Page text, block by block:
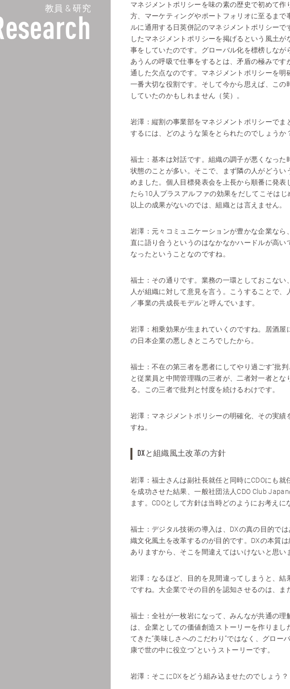
教員 & 研究
マネジメントポリシーを味の素の歴史で初めて
方、マーケティングやポートフォリオに至るま
ルに通用する日英併記のマネジメントポリシー
したマネジメントポリシーを掲げるという風土
事をしていたのです。グローバル化を標榜しな
あうんの呼吸で仕事をするとは、矛盾の極みで
通した欠点なのです。マネジメントポリシーを
一番大切な役割です。そして今から思えば、こ
していたのかもしれません（笑）。
岩澤：縦割の事業部をマネジメントポリシーで
するには、どのような策をとられたのでしょうか
福士：基本は対話です。組織の調子が悪くなっ
状態のことが多い。そこで、まず隣の人がどう
めました。個人目標発表会を上長から順番に発
たら10人プラスアルファの効果をだしてこそは
以上の成果がないのでは、組織とは言えません。
岩澤： 元々コミュニケーションが豊かな企業な
直に語り合うというのはなかなかハードルが高い
なったということなのですね。
福士： その通りです。業務の一環としておこな
人が組織に対して意見を言う。こうすることで、
／事業の共成長モデル’と呼んでいます。
岩澤：相乗効果が生まれていくのですね。居酒
の日本企業の悪しきところでしたから。
福士：不在の第三者を悪者にしてやり過ごす“批
と従業員と中間管理職の三者が、二者対一者と
る。この三者で批判と忖度を続けるわけです。
岩澤： マネジメントポリシーの明確化、その実
すね。
DXと組織風土改革の方針
岩澤：福士さんは副社長就任と同時にCDOにも就
を成功させた結果、一般社団法人CDO Club
ます。CDOとして方針は当時どのようにお考えに
福士：デジタル技術の導入は、DXの真の目的で
織文化風土を改革するのが目的です。DXの本質
ありますから、そこを間違えてはいけないと思い
岩澤： なるほど、目的を見間違ってしまうと、
ですね。大企業でその目的を認知させるのは、ま
福士：全社が一枚岩になって、みんなが共通の
は、企業としての価値創造ストーリーを作りま
てきた“美味しさへのこだわり”ではなく、グロー
康で世の中に役立つ“というストーリーです。
岩澤： そこにDXをどう組み込ませたのでしょう？